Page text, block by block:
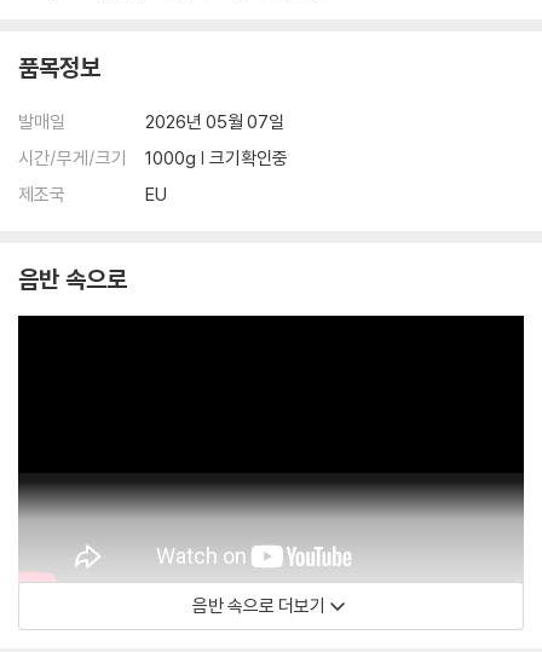
품목정보
발매일
2026년 05월 07일
시간/무게/크기
1000g | 크기확인중
제조국
EU
음반 속으로
Naxos Music / Shi Wenting
음반 속으로 더보기